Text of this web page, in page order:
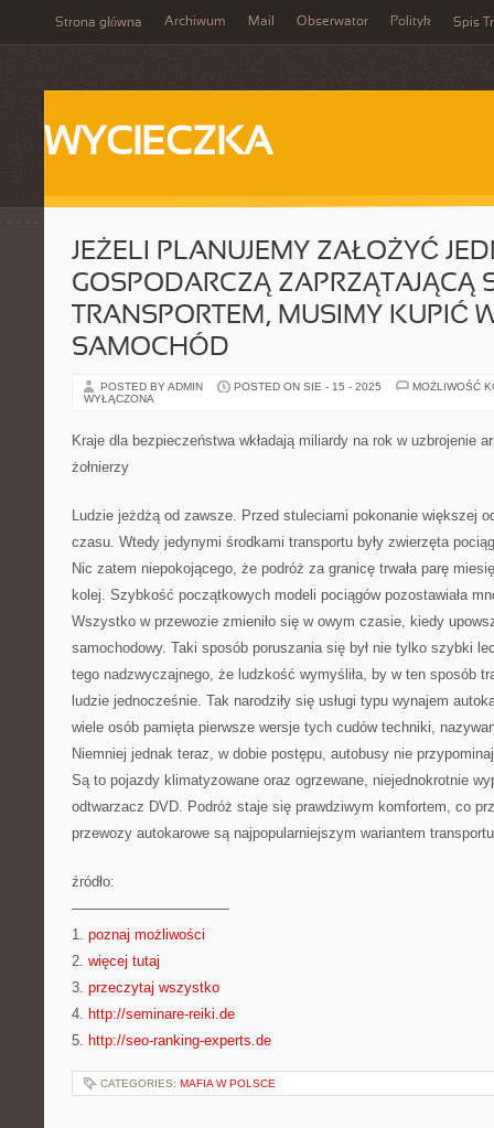
Strona główna Archiwum Mail Obserwator Polityk Spis
WYCIECZKA
JEŻELI PLANUJEMY ZAŁOŻYĆ
GOSPODARCZĄ ZAPRZĄTAJĄCĄ
TRANSPORTEM, MUSIMY KUPIĆ
SAMOCHÓD
POSTED BY ADMIN POSTED ON SIE - 15 - 2025
MOŻLIWOŚĆ
WYŁĄCZONA
Kraje dla bezpieczeństwa wkładają miliardy na rok w uzbrojenie
żołnierzy
Ludzie jeżdżą od zawsze. Przed stuleciami pokonanie większej
czasu. Wtedy jedynymi środkami transportu były zwierzęta
Nic zatem niepokojącego, że podróż za granicę trwała parę
kolej. Szybkość początkowych modeli pociągów pozostawiała
Wszystko w przewozie zmieniło się w owym czasie, kiedy
samochodowy. Taki sposób poruszania się był nie tylko szybki
tego nadzwyczajnego, że ludzkość wymyśliła, by w ten sposób
ludzie jednocześnie. Tak narodziły się usługi typu wynajem
wiele osób pamięta pierwsze wersje tych cudów techniki,
Niemniej jednak teraz, w dobie postępu, autobusy nie
Są to pojazdy klimatyzowane oraz ogrzewane, niejednokrotnie
odtwarzacz DVD. Podróż staje się prawdziwym komfortem, co
przewozy autokarowe są najpopularniejszym wariantem
źródło:
———————————
1. poznaj możliwości
2. więcej tutaj
3. przeczytaj wszystko
4. http://seminare-reiki.de
5. http://seo-ranking-experts.de
CATEGORIES: MAFIA W POLSCE